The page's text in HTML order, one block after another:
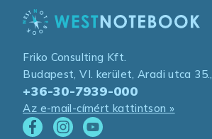
Friko Consulting Kft.
Budapest, VI. kerület, Aradi utca
+36-30-7939-000
Az e-mail-címért kattintson »